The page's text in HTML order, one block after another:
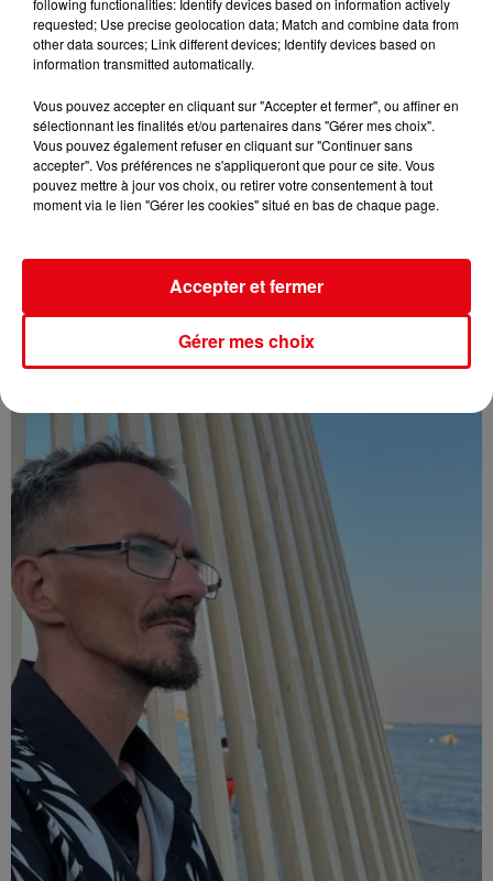
following functionalities: Identify devices based on information actively
requested; Use precise geolocation data; Match and combine data from
other data sources; Link different devices; Identify devices based on
information transmitted automatically.
Vous pouvez accepter en cliquant sur "Accepter et fermer", ou affiner en
sélectionnant les finalités et/ou partenaires dans "Gérer mes choix".
Vous pouvez également refuser en cliquant sur "Continuer sans
accepter". Vos préférences ne s'appliqueront que pour ce site. Vous
pouvez mettre à jour vos choix, ou retirer votre consentement à tout
moment via le lien "Gérer les cookies" situé en bas de chaque page.
Gérer mes choix
Accepter et fermer